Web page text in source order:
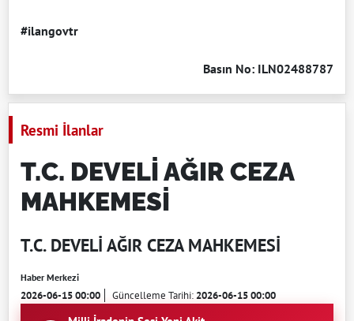
#ilangovtr
Basın No: ILN02488787
Resmi İlanlar
T.C. DEVELİ AĞIR CEZA
MAHKEMESİ
T.C. DEVELİ AĞIR CEZA MAHKEMESİ
Haber Merkezi
2026-06-15 00:00 Güncelleme Tarihi:2026-06-15 00:00